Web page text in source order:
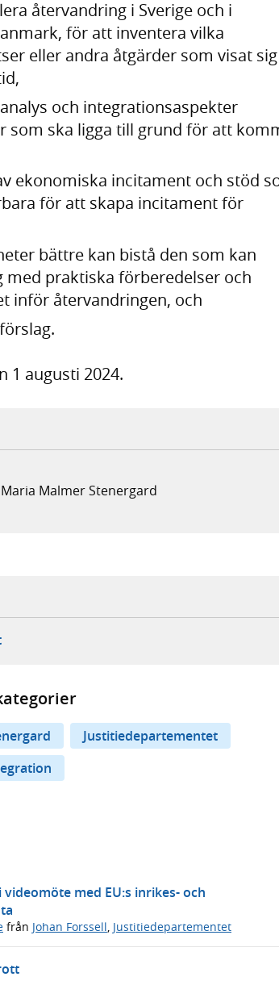
återvandring i Sverige och i
för att inventera vilka
eller andra åtgärder som visat sig
och integrationsaspekter
som ska ligga till grund för att
ekonomiska incitament och stöd
för att skapa incitament för
bättre kan bistå den som kan
praktiska förberedelser och
inför återvandringen, och
1 augusti 2024.
Malmer Stenergard
webbplats,
flik, extern webbplats,
- öppnar din e-postklient,
Justitiedepartementet
med EU:s inrikes- och
från Johan Forssell, Justitiedepartementet